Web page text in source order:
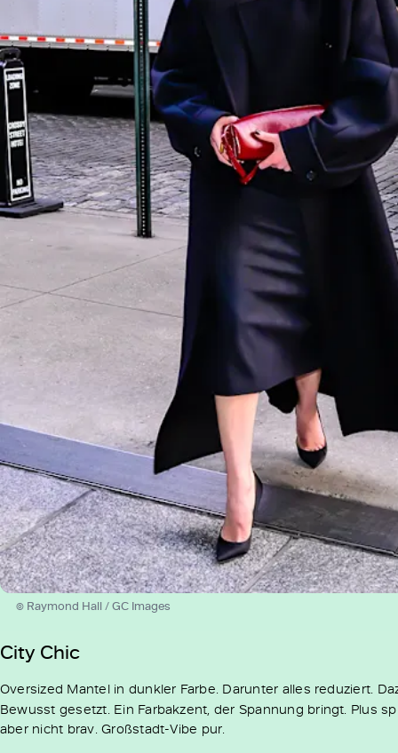
© Raymond Hall / GC Images
City Chic
Oversized Mantel in dunkler Farbe. Darunter alles reduziert.
Bewusst gesetzt. Ein Farbakzent, der Spannung bringt. Plus
aber nicht brav. Großstadt-Vibe pur.